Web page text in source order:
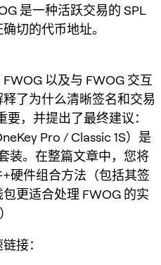
是一种活跃交易的 SPL
切的代币地址。
以及与 FWOG 交互
了为什么清晰签名和交易
，并提出了最终建议：
Pro / Classic 1S）是
装。在整篇文章中，您将
硬件组合方法（包括其签
更适合处理 FWOG 的实
）
接：